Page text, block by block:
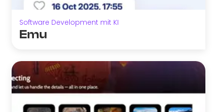
Software Development mit KI
Emu